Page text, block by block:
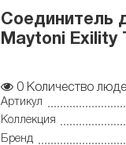
Соединитель
Maytoni Exility
0 Количество
Артикул
Коллекция
Бренд